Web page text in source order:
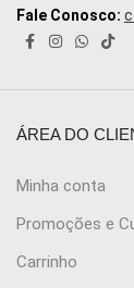
Fale Conosco:
ÁREA DO
Minha conta
Promoções e
Carrinho